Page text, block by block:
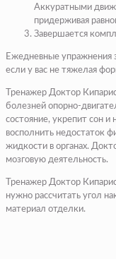
Аккуратными
придерживая
Завершается
Ежедневные упражнения
если у вас не тяжелая
Тренажер Доктор
болезней опорно-
состояние, укрепит сон
восполнить недостаток
жидкости в органах.
мозговую деятельность.
Тренажер Доктор
нужно рассчитать угол
материал отделки.